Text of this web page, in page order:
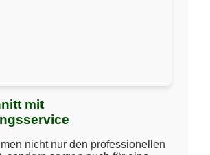
mit
nicht nur den professionellen